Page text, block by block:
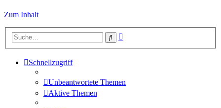
Zum Inhalt
Suche
Schnellzugriff
Unbeantwortete Themen
Aktive Themen